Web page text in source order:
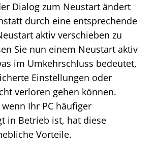
Dialog zum Neustart ändert
durch eine entsprechende
aktiv verschieben zu
Sie nun einem Neustart aktiv
im Umkehrschluss bedeutet,
Einstellungen oder
verloren gehen können.
Ihr PC häufiger
in Betrieb ist, hat diese
Vorteile.